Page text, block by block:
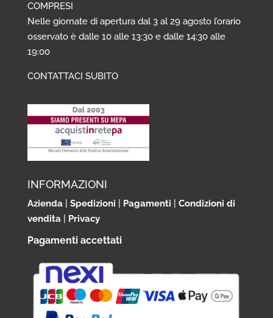
COMPRESI
Nelle giornate di apertura dal 3 al 29 agosto l’orario
osservato è dalle 10 alle 13:30 e dalle 14:30 alle
19:00
CONTATTACI SUBITO
INFORMAZIONI
Azienda| Spedizioni Pagamenti
Condizioni di
vendita| Privacy
Pagamenti accettati